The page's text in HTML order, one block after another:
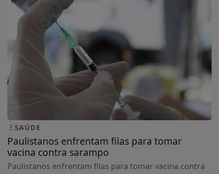
SAÚDE
Paulistanos enfrentam filas para tomar
vacina contra sarampo
Paulistanos enfrentam filas para tomar vacina contra